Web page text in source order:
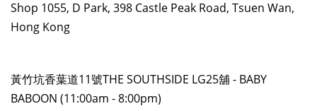
Shop 1055, D Park, 398 Castle Peak Road, Tsuen Wan,
Hong Kong
黃竹坑香葉道11號THE SOUTHSIDE LG25舖 - BABY
BABOON (11:00am - 8:00pm)